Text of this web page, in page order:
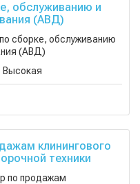
обслуживанию и
(АВД)
сборке, обслуживанию
(АВД)
Высокая
клинингового
техники
по продажам